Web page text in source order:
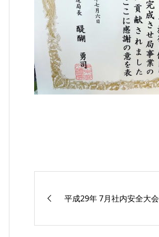
平成29年 7月社内安全大会